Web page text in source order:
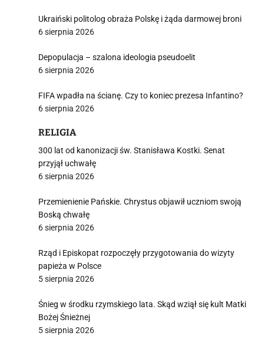
Ukraiński politolog obraża Polskę i żąda darmowej broni
6 sierpnia 2026
Depopulacja – szalona ideologia pseudoelit
6 sierpnia 2026
FIFA wpadła na ścianę. Czy to koniec prezesa Infantino?
6 sierpnia 2026
RELIGIA
300 lat od kanonizacji św. Stanisława Kostki. Senat
przyjął uchwałę
6 sierpnia 2026
Przemienienie Pańskie. Chrystus objawił uczniom swoją
Boską chwałę
6 sierpnia 2026
Rząd i Episkopat rozpoczęły przygotowania do wizyty
papieża w Polsce
5 sierpnia 2026
Śnieg w środku rzymskiego lata. Skąd wziął się kult Matki
Bożej Śnieżnej
5 sierpnia 2026